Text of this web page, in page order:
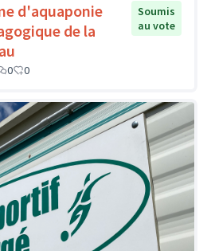
d'aquaponie
de la
Soumis
au vote
0 0